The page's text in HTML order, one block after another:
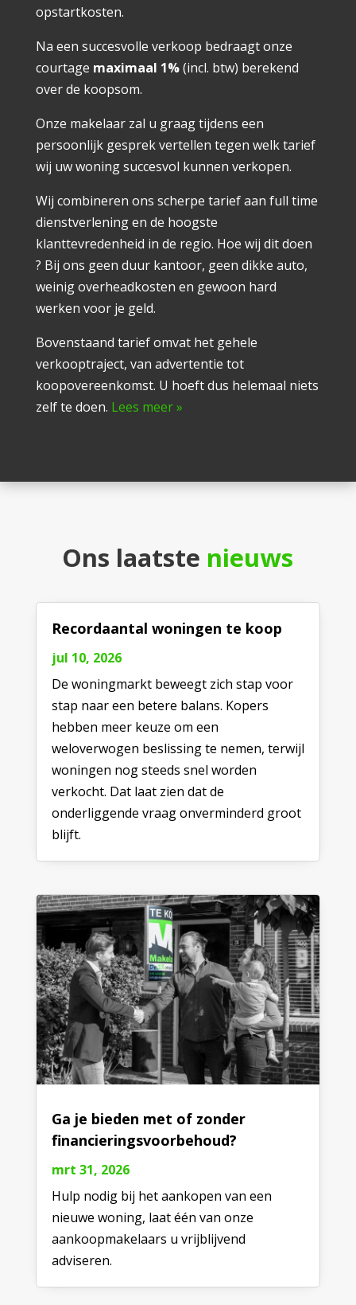
opstartkosten.
Na een succesvolle verkoop bedraagt onze
courtage maximaal 1%(incl. btw) berekend
over de koopsom.
Onze makelaar zal u graag tijdens een
persoonlijk gesprek vertellen tegen welk tarief
wij uw woning succesvol kunnen verkopen.
Wij combineren ons scherpe tarief aan full time
dienstverlening en de hoogste
klanttevredenheid in de regio. Hoe wij dit doen
? Bij ons geen duur kantoor, geen dikke auto,
weinig overheadkosten en gewoon hard
werken voor je geld.
Bovenstaand tarief omvat het gehele
verkooptraject, van advertentie tot
koopovereenkomst. U hoeft dus helemaal niets
zelf te doen. Lees meer »
Ons laatste nieuws
Recordaantal woningen te koop
jul 10, 2026
De woningmarkt beweegt zich stap voor
stap naar een betere balans. Kopers
hebben meer keuze om een
weloverwogen beslissing te nemen, terwijl
woningen nog steeds snel worden
verkocht. Dat laat zien dat de
onderliggende vraag onverminderd groot
blijft.
Ga je bieden met of zonder
financieringsvoorbehoud?
mrt 31, 2026
Hulp nodig bij het aankopen van een
nieuwe woning, laat één van onze
aankoopmakelaars u vrijblijvend
adviseren.